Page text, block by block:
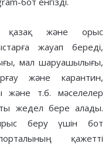
қазақ және орыс
жауап береді,
мал шаруашылығы,
және карантин,
және т.б. мәселелер
жедел бере алады.
беру үшін бот
қажетті